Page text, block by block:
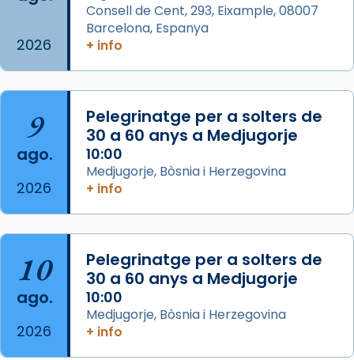
missa d’acció de gràcies en agraïment al
comitè organitzador de la visita apostòlica
L’arquebisbe de Barcelona, el cardenal Joan
Josep Omella, ha presidit la missa i l’ha
concelebrat el bisbe auxiliar de Barcelona,
Mons. David Abadías.
📸 Dr. G. Simón
Foto
Arquebisbat de Barcelona
2 weeks ago
Memòria de les santes Juliana i
2026
Consell de Cent, 293, Eixample, 08007
Barcelona, Espanya
+ info
9
ago.
2026
Pelegrinatge per a solters de
30 a 60 anys a Medjugorje
10:00
Medjugorje, Bòsnia i Herzegovina
+ info
10
ago.
2026
Pelegrinatge per a solters de
30 a 60 anys a Medjugorje
10:00
Medjugorje, Bòsnia i Herzegovina
+ info